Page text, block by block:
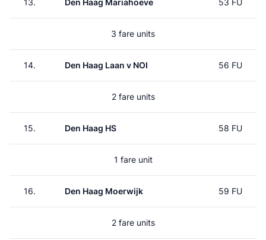
13. Den Haag Mariahoeve 53 FU
3 fare units
14. Den Haag Laan v NOI 56 FU
2 fare units
15. Den Haag HS 58 FU
1 fare unit
16. Den Haag Moerwijk 59 FU
2 fare units